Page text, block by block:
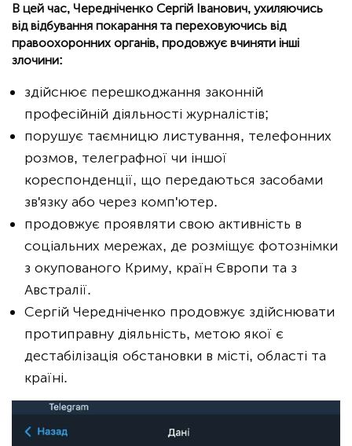
В цей час, Чередніченко Сергій Іванович, ухиляючись
від відбування покарання та переховуючись від
правоохоронних органів, продовжує вчиняти інші
злочини:
здійснює перешкоджання законній
професійній діяльності журналістів;
порушує таємницю листування, телефонних
розмов, телеграфної чи іншої
кореспонденції, що передаються засобами
зв'язку або через комп'ютер.
продовжує проявляти свою активність в
соціальних мережах, де розміщує фотознімки
з окупованого Криму, країн Європи та з
Австралії.
Сергій Чередніченко продовжує здійснювати
протиправну діяльність, метою якої є
дестабілізація обстановки в місті, області та
країні.